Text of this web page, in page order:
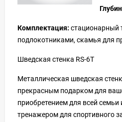
Комплектация: стационарный
подлокотниками, скамья для
Шведская стенка RS-6T
Металлическая шведская
прекрасным подарком для
приобретением для всей
тренажером для спортивного